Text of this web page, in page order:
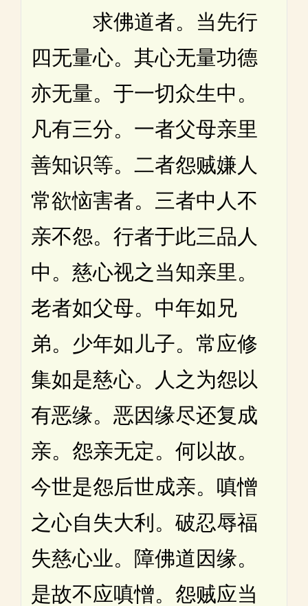
求佛道者。当先行
四无量心。其心无量功德
亦无量。于一切众生中。
凡有三分。一者父母亲里
善知识等。二者怨贼嫌人
常欲恼害者。三者中人不
亲不怨。行者于此三品人
中。慈心视之当知亲里。
老者如父母。中年如兄
弟。少年如儿子。常应修
集如是慈心。人之为怨以
有恶缘。恶因缘尽还复成
亲。怨亲无定。何以故。
今世是怨后世成亲。嗔憎
之心自失大利。破忍辱福
失慈心业。障佛道因缘。
是故不应嗔憎。怨贼应当